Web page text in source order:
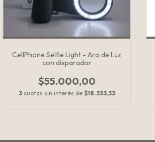
CellPhone Selfie Light - Aro de Luz
con disparador
$55.000,00
3 cuotas sin interés de $18.333,33